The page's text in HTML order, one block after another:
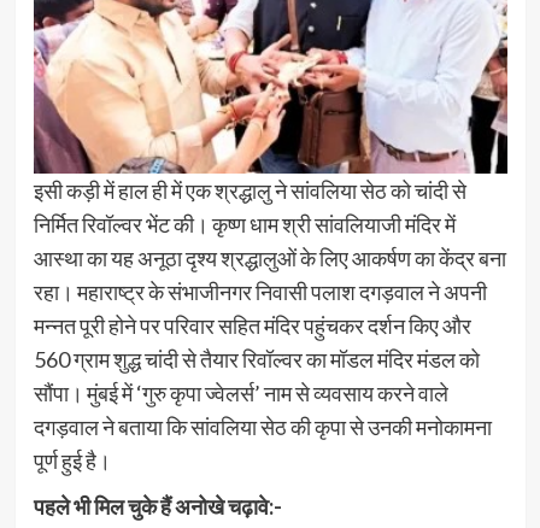
इसी कड़ी में हाल ही में एक श्रद्धालु ने सांवलिया सेठ को चांदी से
निर्मित रिवॉल्वर भेंट की। कृष्ण धाम श्री सांवलियाजी मंदिर में
आस्था का यह अनूठा दृश्य श्रद्धालुओं के लिए आकर्षण का केंद्र बना
रहा। महाराष्ट्र के संभाजीनगर निवासी पलाश दगड़वाल ने अपनी
मन्नत पूरी होने पर परिवार सहित मंदिर पहुंचकर दर्शन किए और
560 ग्राम शुद्ध चांदी से तैयार रिवॉल्वर का मॉडल मंदिर मंडल को
सौंपा। मुंबई में ‘गुरु कृपा ज्वेलर्स’ नाम से व्यवसाय करने वाले
दगड़वाल ने बताया कि सांवलिया सेठ की कृपा से उनकी मनोकामना
पूर्ण हुई है।
पहले भी मिल चुके हैं अनोखे चढ़ावे:-